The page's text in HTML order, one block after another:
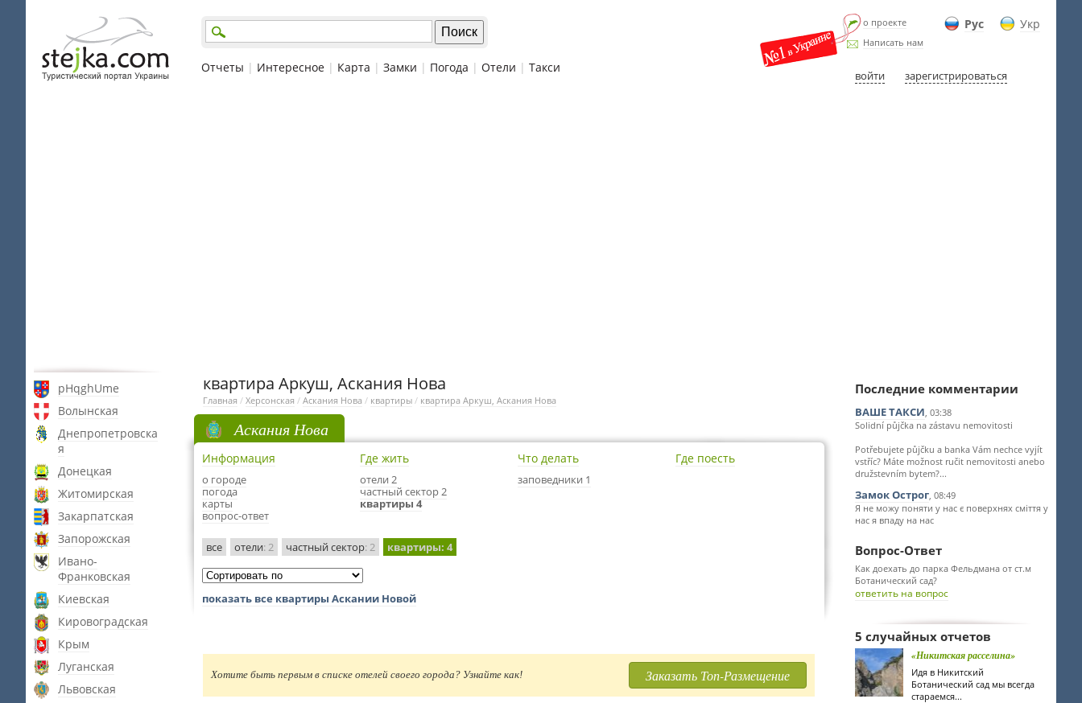
Рус Укр
о проекте
Написать нам
войти зарегистрироваться
Отчеты | Интересное | Карта | Замки | Погода | Отели | Такси
pHqghUme
Волынская
Днепропетровска
я
Донецкая
Житомирская
Закарпатская
Запорожская
Ивано-
Франковская
Киевская
Кировоградская
Крым
Луганская
Львовская
квартира Аркуш, Аскания Нова
Главная / Херсонская / Аскания Нова / квартиры / квартира Аркуш, Аскания Нова
Аскания Нова
Информация
о городе
погода
карты
вопрос-ответ
Где жить
отели 2
частный сектор 2
квартиры 4
Что делать
заповедники 1
Где поесть
все отели: 2 частный сектор: 2 квартиры: 4
показать все квартиры Аскании Новой
Хотите быть первым в списке отелей своего города? Узнайте как! Заказать Топ-Размещение
Последние комментарии
ВАШЕ ТАКСИ, 03:38
Solidní půjčka na zástavu nemovitosti
Potřebujete půjčku a banka Vám nechce vyjít
vstříc? Máte možnost ručit nemovitosti anebo
družstevním bytem?...
Замок Острог, 08:49
Я не можу поняти у нас є поверхнях сміття у
нас я впаду на нас
Вопрос-Ответ
Как доехать до парка Фельдмана от ст.м
Ботанический сад?
ответить на вопрос
5 случайных отчетов
«Никитская расселина»
Идя в Никитский
Ботанический сад мы всегда
стараемся...